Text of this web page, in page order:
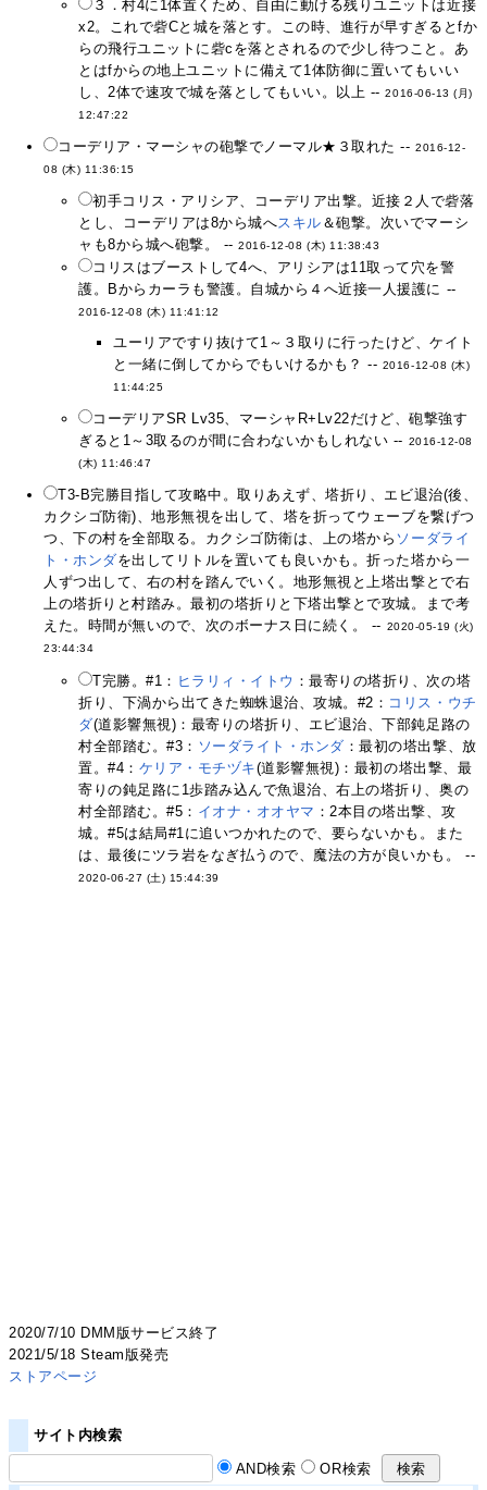
３．村4に1体置くため、自由に動ける残りユニットは近接
x2。これで砦Cと城を落とす。この時、進行が早すぎるとfか
らの飛行ユニットに砦cを落とされるので少し待つこと。あ
とはfからの地上ユニットに備えて1体防御に置いてもいい
し、2体で速攻で城を落としてもいい。以上 --2016-06-13 (月)
12:47:22
コーデリア・マーシャの砲撃でノーマル★３取れた --2016-12-
08 (木) 11:36:15
初手コリス・アリシア、コーデリア出撃。近接２人で砦落
とし、コーデリアは8から城へスキル ＆砲撃。次いでマーシ
ャも8から城へ砲撃。 --2016-12-08 (木) 11:38:43
コリスはブーストして4へ、アリシアは11取って穴を警
護。Bからカーラも警護。自城から４へ近接一人援護に --
2016-12-08 (木) 11:41:12
ユーリアですり抜けて1～３取りに行ったけど、ケイト
と一緒に倒してからでもいけるかも？ -- 2016-12-08 (木)
11:44:25
コーデリアSR Lv35、マーシャR+Lv22だけど、砲撃強す
ぎると1～3取るのが間に合わないかもしれない -- 2016-12-08
(木) 11:46:47
T3-B完勝目指して攻略中。取りあえず、塔折り、エビ退治(後、
カクシゴ防衛)、地形無視を出して、塔を折ってウェーブを繋げつ
つ、下の村を全部取る。カクシゴ防衛は、上の塔から ソーダライ
ト・ホンダを出してリトルを置いても良いかも。折った塔から一
人ずつ出して、右の村を踏んでいく。地形無視と上塔出撃とで右
上の塔折りと村踏み。最初の塔折りと下塔出撃とで攻城。まで考
えた。時間が無いので、次のボーナス日に続く。 -- 2020-05-19 (火)
23:44:34
T完勝。#1： ヒラリィ・イトウ ：最寄りの塔折り、次の塔
折り、下渦から出てきた蜘蛛退治、攻城。#2： コリス・ウチ
ダ(道影響無視)：最寄りの塔折り、エビ退治、下部鈍足路の
村全部踏む。#3： ソーダライト・ホンダ ：最初の塔出撃、放
置。#4： ケリア・モチヅキ(道影響無視)：最初の塔出撃、最
寄りの鈍足路に1歩踏み込んで魚退治、右上の塔折り、奥の
村全部踏む。#5： イオナ・オオヤマ ：2本目の塔出撃、攻
城。#5は結局#1に追いつかれたので、要らないかも。また
は、最後にツラ岩をなぎ払うので、魔法の方が良いかも。 --
2020-06-27 (土) 15:44:39
2020/7/10 DMM版サービス終了
2021/5/18 Steam版発売
ストアページ
サイト内検索
AND検索 OR検索